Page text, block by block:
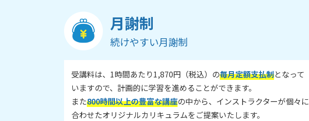
月謝制
続けやすい月謝制
受講料は、1時間あたり1,870円（税込）の毎月定額支払制となって
いますので、計画的に学習を進めることができます。
また800時間以上の豊富な講座の中から、インストラクターが個々に
合わせたオリジナルカリキュラムをご提案いたします。